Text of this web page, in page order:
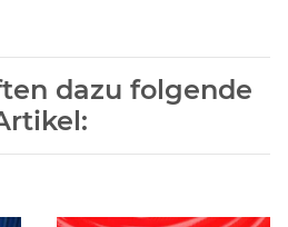
dazu folgende